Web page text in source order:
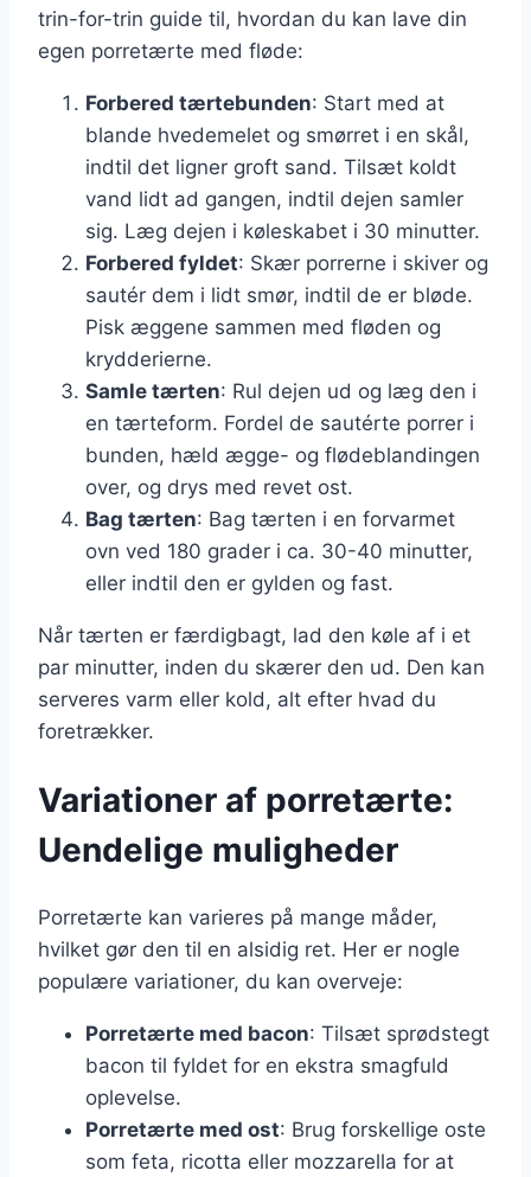
trin-for-trin guide til, hvordan du kan lave din
egen porretærte med fløde:
Forbered tærtebunden: Start med at
blande hvedemelet og smørret i en skål,
indtil det ligner groft sand. Tilsæt koldt
vand lidt ad gangen, indtil dejen samler
sig. Læg dejen i køleskabet i 30 minutter.
Forbered fyldet: Skær porrerne i skiver og
sautér dem i lidt smør, indtil de er bløde.
Pisk æggene sammen med fløden og
krydderierne.
Samle tærten: Rul dejen ud og læg den i
en tærteform. Fordel de sautérte porrer i
bunden, hæld ægge- og flødeblandingen
over, og drys med revet ost.
Bag tærten: Bag tærten i en forvarmet
ovn ved 180 grader i ca. 30-40 minutter,
eller indtil den er gylden og fast.
Når tærten er færdigbagt, lad den køle af i et
par minutter, inden du skærer den ud. Den kan
serveres varm eller kold, alt efter hvad du
foretrækker.
Variationer af porretærte:
Uendelige muligheder
Porretærte kan varieres på mange måder,
hvilket gør den til en alsidig ret. Her er nogle
populære variationer, du kan overveje:
Porretærte med bacon: Tilsæt sprødstegt
bacon til fyldet for en ekstra smagfuld
oplevelse.
Porretærte med ost: Brug forskellige oste
som feta, ricotta eller mozzarella for at